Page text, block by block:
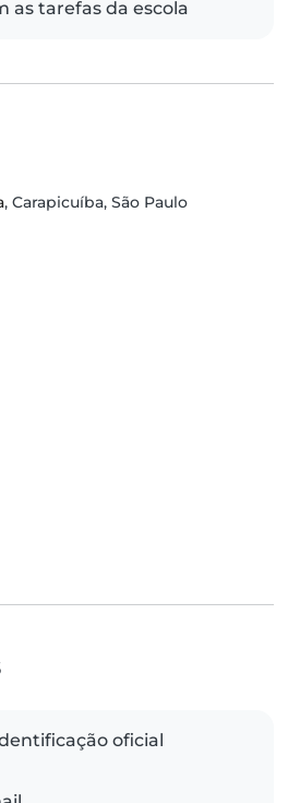
as tarefas da escola
, Carapicuíba, São Paulo
oficial